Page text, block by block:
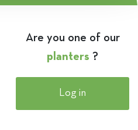
Are you one of our
planters ?
Log in